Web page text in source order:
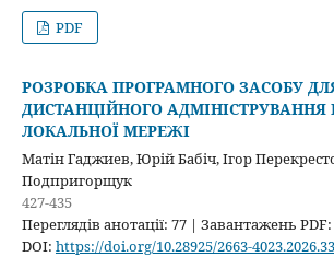
PDF
РОЗРОБКА ПРОГРАМНОГО ЗАСОБУ
ДИСТАНЦІЙНОГО АДМІНІСТРУВАННЯ
ЛОКАЛЬНОЇ МЕРЕЖІ
Матін Гаджиев, Юрій Бабіч, Ігор
Подпригорщук
427-435
Переглядів анотації: 77 | Завантажень PDF:
DOI: https://doi.org/10.28925/2663-